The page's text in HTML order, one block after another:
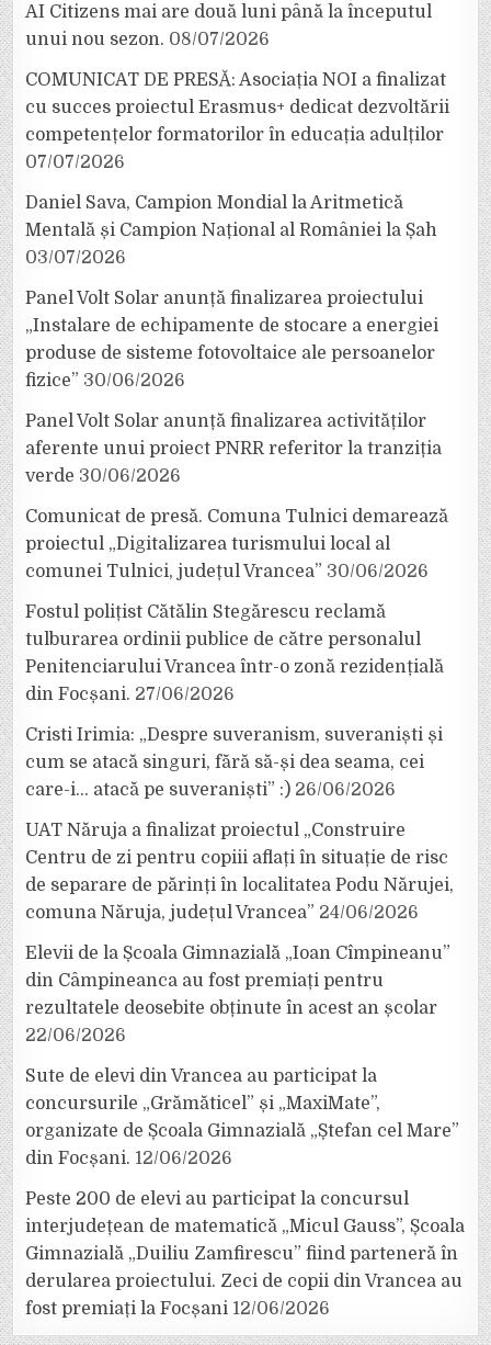
AI Citizens mai are două luni până la începutul
unui nou sezon. 08/07/2026
COMUNICAT DE PRESĂ: Asociația NOI a finalizat
cu succes proiectul Erasmus+ dedicat dezvoltării
competențelor formatorilor în educația adulților
07/07/2026
Daniel Sava, Campion Mondial la Aritmetică
Mentală și Campion Național al României la Șah
03/07/2026
Panel Volt Solar anunță finalizarea proiectului
„Instalare de echipamente de stocare a energiei
produse de sisteme fotovoltaice ale persoanelor
fizice” 30/06/2026
Panel Volt Solar anunță finalizarea activităților
aferente unui proiect PNRR referitor la tranziția
verde 30/06/2026
Comunicat de presă. Comuna Tulnici demarează
proiectul „Digitalizarea turismului local al
comunei Tulnici, județul Vrancea” 30/06/2026
Fostul polițist Cătălin Stegărescu reclamă
tulburarea ordinii publice de către personalul
Penitenciarului Vrancea într-o zonă rezidențială
din Focșani. 27/06/2026
Cristi Irimia: „Despre suveranism, suveraniști și
cum se atacă singuri, fără să-și dea seama, cei
care-i… atacă pe suveraniști” :) 26/06/2026
UAT Năruja a finalizat proiectul „Construire
Centru de zi pentru copiii aflați în situație de risc
de separare de părinți în localitatea Podu Nărujei,
comuna Năruja, județul Vrancea” 24/06/2026
Elevii de la Școala Gimnazială „Ioan Cîmpineanu”
din Câmpineanca au fost premiați pentru
rezultatele deosebite obținute în acest an școlar
22/06/2026
Sute de elevi din Vrancea au participat la
concursurile „Grămăticel” și „MaxiMate”,
organizate de Școala Gimnazială „Ștefan cel Mare”
din Focșani. 12/06/2026
Peste 200 de elevi au participat la concursul
interjudețean de matematică „Micul Gauss”, Școala
Gimnazială „Duiliu Zamfirescu” fiind parteneră în
derularea proiectului. Zeci de copii din Vrancea au
fost premiați la Focșani 12/06/2026